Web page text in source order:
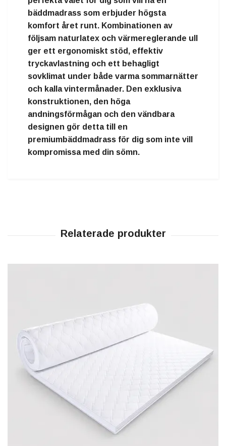
bäddmadrass som erbjuder högsta
komfort året runt. Kombinationen av
följsam naturlatex och värmereglerande ull
ger ett ergonomiskt stöd, effektiv
tryckavlastning och ett behagligt
sovklimat under både varma sommarnätter
och kalla vintermånader. Den exklusiva
konstruktionen, den höga
andningsförmågan och den vändbara
designen gör detta till en
premiumbäddmadrass för dig som inte vill
kompromissa med din sömn.